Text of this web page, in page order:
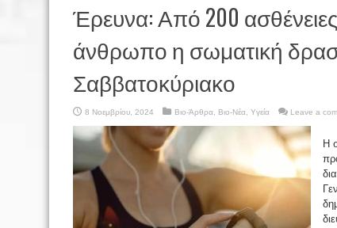
Έρευνα: Από 200
άνθρωπο η σωματική
Σαββατοκύριακο
8 Νοεμβρίου, 2024 Βιο-Άρθρα Βιο-Νέα Υγεία Leave a
Η